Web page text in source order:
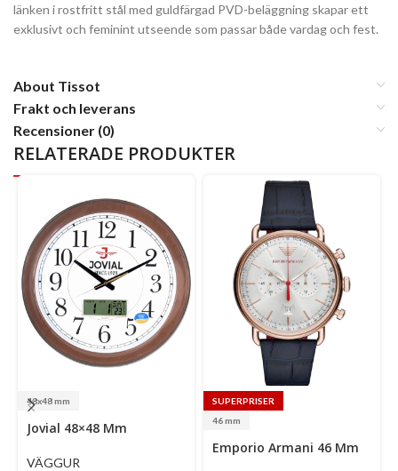
länken i rostfritt stål med guldfärgad PVD-beläggning skapar ett
exklusivt och feminint utseende som passar både vardag och fest.
About Tissot
Frakt och leverans
Recensioner (0)
RELATERADE PRODUKTER
48x48 mm
options
Jovial 48×48 Mm
VÄGGUR
SUPERPRISER
46 mm
options
Emporio Armani 46 Mm